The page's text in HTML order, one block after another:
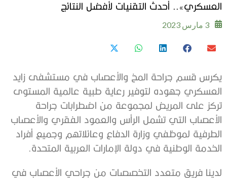
العسكري».. أحدث التقنيات لأفضل النتائج
3 مارس 2023
يكرس قسم جراحة المخ والأعصاب في مستشفى زايد
العسكري جهوده لتوفير رعاية طبية عالمية المستوى
تركز على المريض لمجموعة من اضطرابات جراحة
الأعصاب التي تشمل الرأس والعمود الفقري والأعصاب
الطرفية لموظفي وزارة الدفاع وعائلاتهم وجميع أفراد
الخدمة الوطنية في دولة الإمارات العربية المتحدة.
لدينا فريق متعدد التخصصات من جراحي الأعصاب في